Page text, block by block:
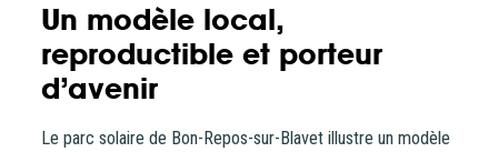
Un modèle local,
reproductible et porteur
d’avenir
Le parc solaire de Bon-Repos-sur-Blavet illustre un modèle